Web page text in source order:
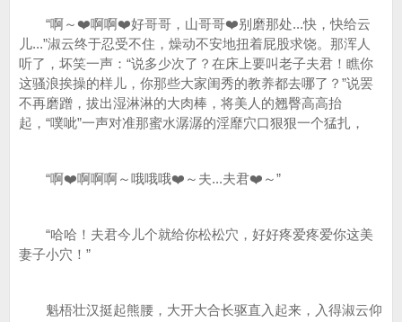
“啊～❤️啊啊❤️好哥哥，山哥哥❤️别磨那处...快，快给云
儿...”淑云终于忍受不住，燥动不安地扭着屁股求饶。那浑人
听了，坏笑一声：“说多少次了？在床上要叫老子夫君！瞧你
这骚浪挨操的样儿，你那些大家闺秀的教养都去哪了？”说罢
不再磨蹭，拔出湿淋淋的大肉棒，将美人的翘臀高高抬
起，“噗呲”一声对准那蜜水潺潺的淫靡穴口狠狠一个猛扎，
“啊❤️啊啊啊～哦哦哦❤️～夫...夫君❤️～”
“哈哈！夫君今儿个就给你松松穴，好好疼爱疼爱你这美
妻子小穴！”
魁梧壮汉挺起熊腰，大开大合长驱直入起来，入得淑云仰